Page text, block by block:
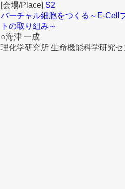
S2
バーチャル細胞をつくる～E-Cell
トの取り組み～
○海津 一成
理化学研究所 生命機能科学研究セ